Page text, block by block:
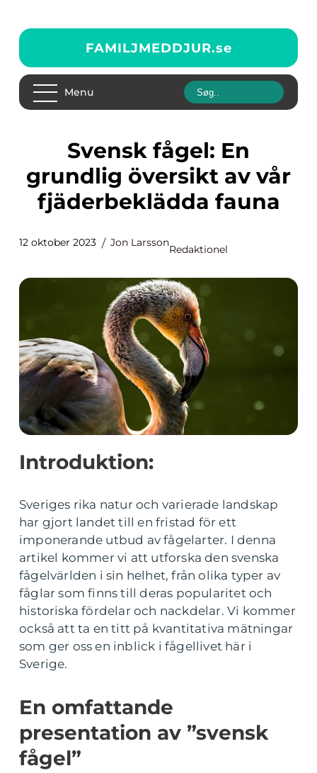
FAMILJMEDDJUR.se
Menu
Svensk fågel: En
grundlig översikt av vår
fjäderbeklädda fauna
12 oktober 2023 Jon Larsson
Redaktionel
Introduktion:
Sveriges rika natur och varierade landskap
har gjort landet till en fristad för ett
imponerande utbud av fågelarter. I denna
artikel kommer vi att utforska den svenska
fågelvärlden i sin helhet, från olika typer av
fåglar som finns till deras popularitet och
historiska fördelar och nackdelar. Vi kommer
också att ta en titt på kvantitativa mätningar
som ger oss en inblick i fågellivet här i
Sverige.
En omfattande
presentation av ”svensk
fågel”